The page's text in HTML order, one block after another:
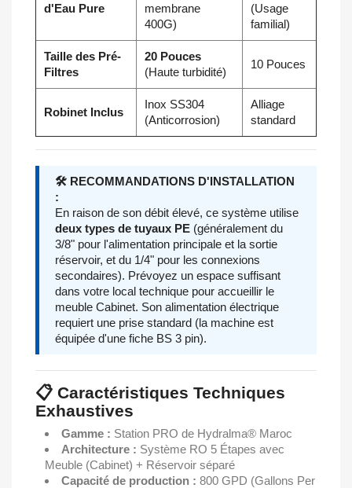
d'Eau Pure
membrane
400G)
(Usage
familial)
Taille des Pré-
Filtres
20 Pouces
(Haute turbidité)
10 Pouces
Robinet Inclus
Inox SS304
(Anticorrosion)
Alliage
standard
🛠️ RECOMMANDATIONS D'INSTALLATION
:
En raison de son débit élevé, ce système utilise
deux types de tuyaux PE (généralement du
3/8" pour l'alimentation principale et la sortie
réservoir, et du 1/4" pour les connexions
secondaires). Prévoyez un espace suffisant
dans votre local technique pour accueillir le
meuble Cabinet. Son alimentation électrique
requiert une prise standard (la machine est
équipée d'une fiche BS 3 pin).
📋 Caractéristiques Techniques
Exhaustives
Gamme : Station PRO de Hydralma® Maroc
Architecture : Système RO 5 Étapes avec
Meuble (Cabinet) + Réservoir séparé
Capacité de production : 800 GPD (Gallons Per